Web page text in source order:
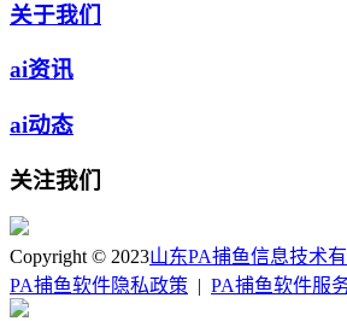
关于我们
ai资讯
ai动态
关注我们
Copyright © 2023山东PA捕鱼信息技术
PA捕鱼软件隐私政策
PA捕鱼软件服